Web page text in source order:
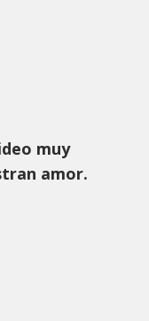
muy
amor.